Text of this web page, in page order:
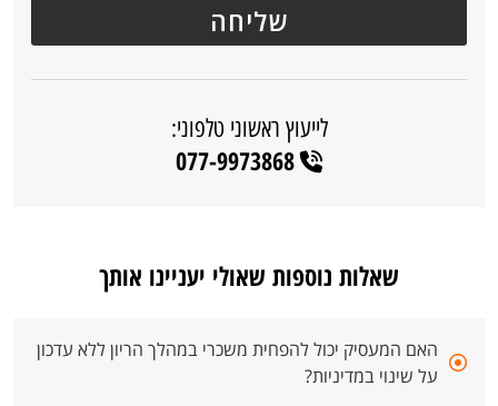
לייעוץ ראשוני טלפוני:
077-9973868
שאלות נוספות שאולי יעניינו אותך
האם המעסיק יכול להפחית משכרי במהלך הריון ללא עדכון
על שינוי במדיניות?